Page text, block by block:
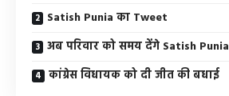
Satish Punia का Tweet
अब परिवार को समय देंगे Satish Punia
कांग्रेस विधायक को दी जीत की बधाई